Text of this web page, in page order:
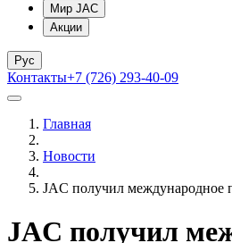
Мир JAC
Акции
Рус
Контакты+7 (726) 293-40-09
Главная
Новости
JAC получил международное
JAC получил